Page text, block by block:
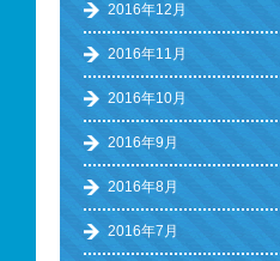
2016年12月
2016年11月
2016年10月
2016年9月
2016年8月
2016年7月